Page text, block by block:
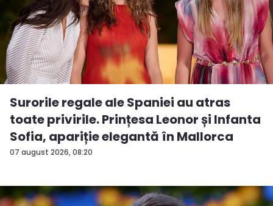
07 august 2026, 08:20
Surorile regale ale Spaniei au atras
toate privirile. Prințesa Leonor și Infanta
Sofia, apariție elegantă în Mallorca